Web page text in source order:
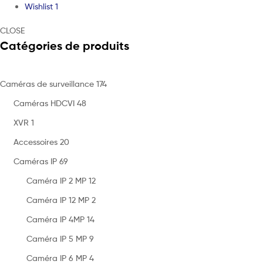
Wishlist 1
CLOSE
Catégories de produits
Caméras de surveillance 174
Caméras HDCVI 48
XVR 1
Accessoires 20
Caméras IP 69
Caméra IP 2 MP 12
Caméra IP 12 MP 2
Caméra IP 4MP 14
Caméra IP 5 MP 9
Caméra IP 6 MP 4